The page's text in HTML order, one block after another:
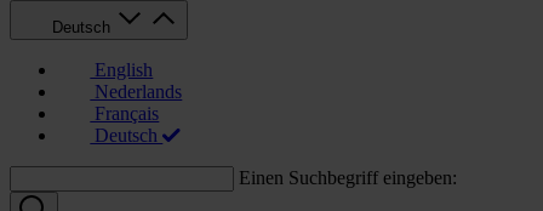
Deutsch
English
Nederlands
Français
Deutsch
Einen Suchbegriff eingeben: